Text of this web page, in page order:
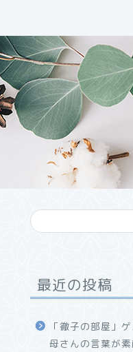
最近の投稿
「徹子の部屋」
母さんの言葉が素